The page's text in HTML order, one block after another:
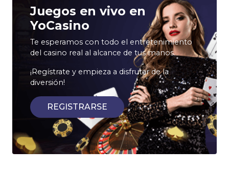
Juegos en vivo en
YoCasino
Te esperamos con todo el entretenimiento
del casino real al alcance de tus manos.
¡Regístrate y empieza a disfrutar de la
diversión!
REGISTRARSE